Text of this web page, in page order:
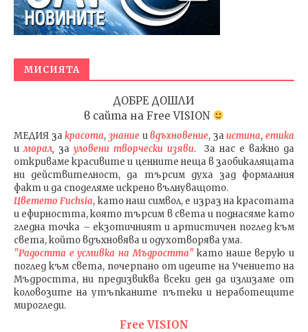
МИСИЯТА
ДОБРЕ ДОШЛИ
в сайта на Free VISION
МЕДИЯ закрасота, знаниеивдъхновение, заистина, етика
иморал, за уловени творчески изяви. За нас е важно да
откриваме красивите и ценните неща в заобикалящата
ни действителност, да търсим духа зад формалния
факт и да споделяме искрено вълнуващото.
Цветето Fuchsia, като наш символ, е израз на красотата
и ефирността, която търсим в света и поднасяме като
гледна точка – екзотичният и артистичен поглед към
света, който вдъхновява и одухотворява ума.
"Радостта е усмивка на Мъдростта"като наше верую и
поглед към света, почерпано от идеите на Учението на
Мъдростта, ни предизвиква всеки ден да излизаме от
коловозите на утъпканите пътеки и неработещите
мирогледи.
Free VISION